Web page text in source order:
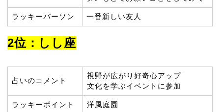
ラッキーパーソン 一番新しい友人
2位：しし座
占いのコメント
視野が広がり好奇心アップ
文化を学ぶイベントに参加
ラッキーポイント 洋風庭園